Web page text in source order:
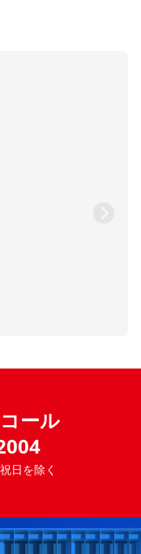
ール
日を除く